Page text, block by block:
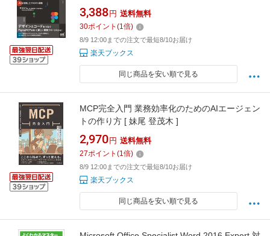
3,388 円 送料無料
30ポイント (1倍)
8/9 12:00までの注文で最短8/10お届け
楽天ブックス
同じ商品を安い順で見る
MCP完全入門 業務効率化のためのAIエージェン
トの作り方 [ 妹尾 登茂木 ]
2,970 円 送料無料
27ポイント (1倍)
8/9 12:00までの注文で最短8/10お届け
楽天ブックス
同じ商品を安い順で見る